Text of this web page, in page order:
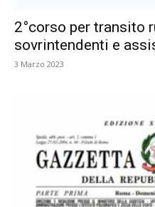
2°corso per transito
sovrintendenti e
3 Marzo 2023